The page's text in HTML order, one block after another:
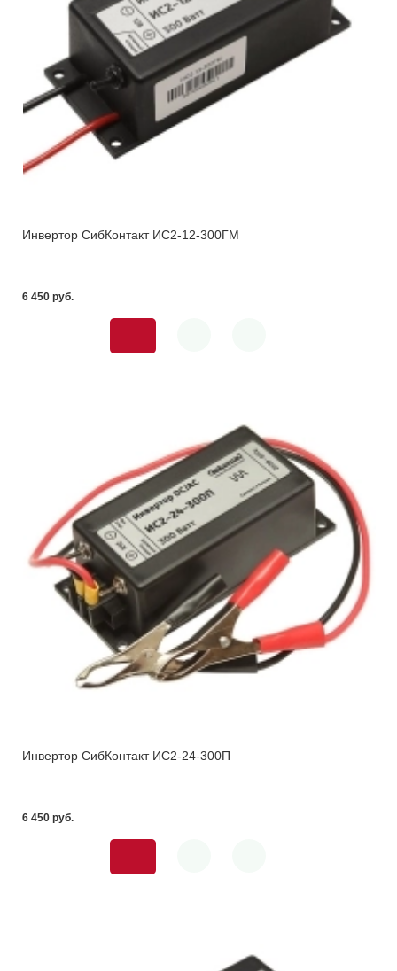
Инвертор СибКонтакт ИС2-12-300ГМ
6 450 pуб.
Инвертор СибКонтакт ИС2-24-300П
6 450 pуб.